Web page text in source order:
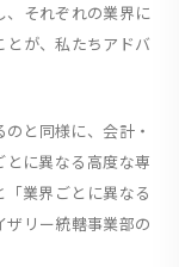
、それぞれの業界に
が、私たちアドバ
と同様に、会計・
とに異なる高度な専
業界ごとに異なる
リー統轄事業部の